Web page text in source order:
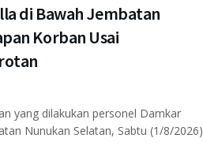
di Bawah Jembatan
Korban Usai
yang dilakukan personel Damkar
Nunukan Selatan, Sabtu (1/8/2026)